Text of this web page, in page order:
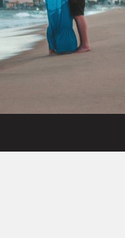
113